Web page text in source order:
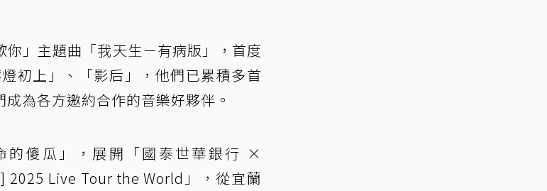
你」主題曲「我天生－有病版」，首度
初上」、「影后」，他們已累積多首
為各方邀約合作的音樂好夥伴。
的傻瓜」，展開「國泰世華銀行 ×
Live Tour the World」，從宜蘭